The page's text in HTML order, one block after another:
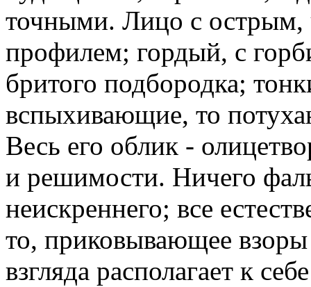
точными. Лицо с острым,
профилем; гордый, с
бритого подбородка;
вспыхивающие, то
Весь его облик -
и решимости. Ничего
неискреннего; все
то, приковывающее
взгляда располагает к